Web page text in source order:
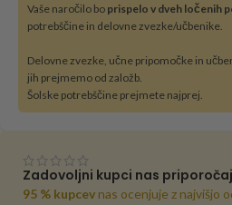
Vaše naročilo bo prispelo v dveh ločenih
potrebščine in delovne zvezke/učbenike.
Delovne zvezke, učne pripomočke in
jih prejmemo od založb.
Šolske potrebščine prejmete najprej.
Zadovoljni kupci nas
95 % kupcev nas ocenjuje z najvišjo